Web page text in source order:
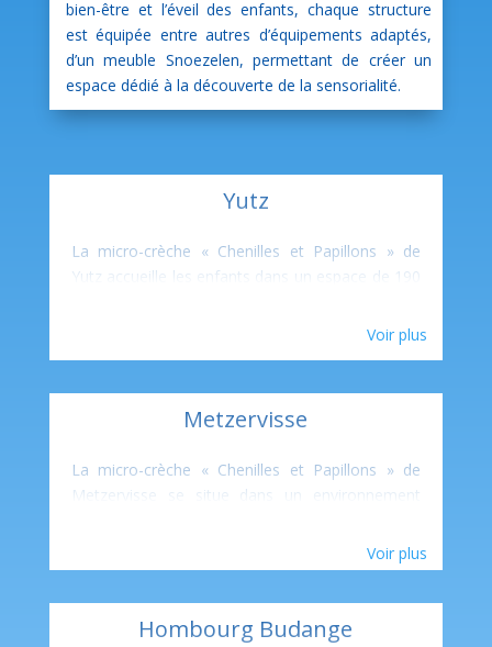
bien-être et l’éveil des enfants, chaque structure
est équipée entre autres d’équipements adaptés,
d’un meuble Snoezelen, permettant de créer un
espace dédié à la découverte de la sensorialité.
Yutz
La micro-crèche « Chenilles et Papillons » de
Yutz accueille les enfants dans un espace de 190
Elle dispose d’un jardin de 120 m² ainsi qu’une
expérimentations et activités motrices.
respecter le rythme individuel de chaque enfant,
accompagne chaque enfant dans ses
confiance en soi et le plaisir d’apprendre.
Voir plus
Metzervisse
La micro-crèche « Chenilles et Papillons » de
Metzervisse se situe dans un environnement
Elle s’étend sur 180 m² et dispose d’un beau
jardin en herbe de 120 m², propice aux jeux et
Cette structure lumineuse accueille les enfants
Voir plus
Hombourg Budange